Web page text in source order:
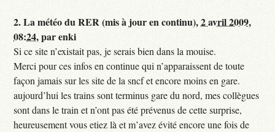
2.La météo du RER (mis à jour en continu),2 avril 2009,
08:24,parenki
Si ce site n’existait pas, je serais bien dans la mouise.
Merci pour ces infos en continue qui n’apparaissent de toute
façon jamais sur les site de la sncf et encore moins en gare.
aujourd’hui les trains sont terminus gare du nord, mes collègues
sont dans le train et n’ont pas été prévenus de cette surprise,
heureusement vous etiez là et m’avez évité encore une fois de